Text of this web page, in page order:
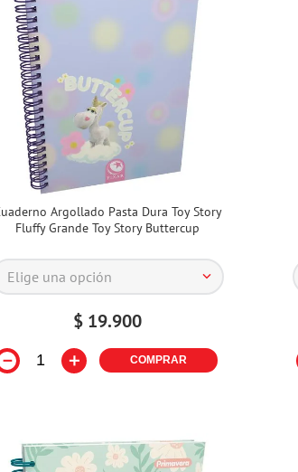
Argollado Pasta Dura Toy Story
Fluffy Grande Toy Story Buttercup
Elige una opción
$ 19.900
＋ COMPRAR